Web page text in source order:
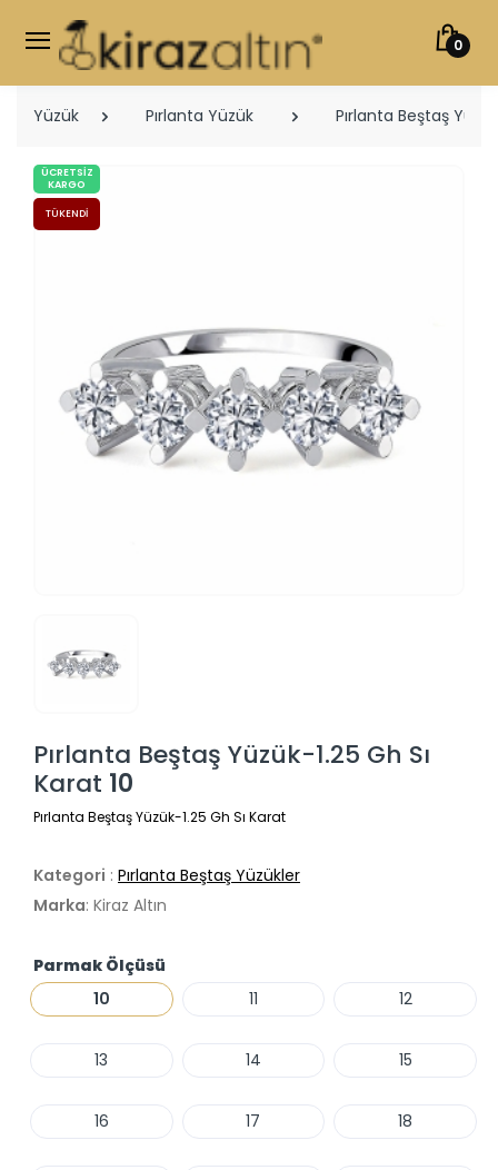
0
Yüzük Pırlanta Yüzük Pırlanta Beştaş
ÜCRETSIZ
KARGO
TÜKENDI
Pırlanta Beştaş Yüzük-1.25 Gh Sı
Karat 10
Pırlanta Beştaş Yüzük-1.25 Gh Sı Karat
Kategori : Pırlanta Beştaş Yüzükler
Marka: Kiraz Altın
Parmak Ölçüsü
10
11 12
13 14 15
16 17 18